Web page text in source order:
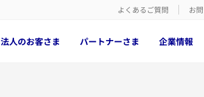
よくあるご質問 お
法人のお客さま パートナーさま 企業情報